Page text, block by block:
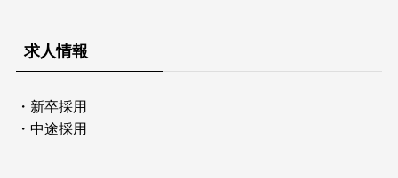
求人情報
・ 新卒採用
・ 中途採用